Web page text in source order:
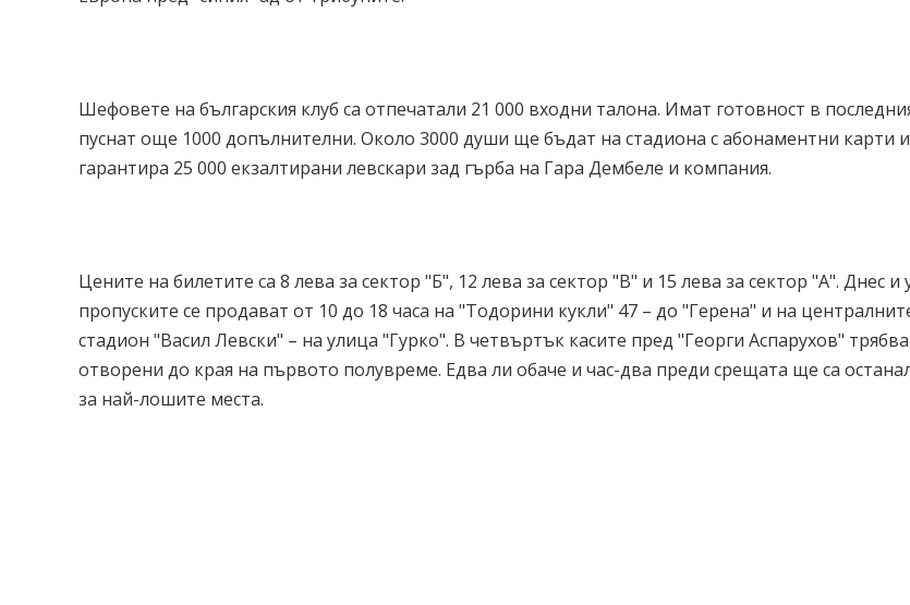
Шефовете на българския клуб са отпечатали 21 000 входни талона. Имат готовност в
пуснат още 1000 допълнителни. Около 3000 души ще бъдат на стадиона с абонаментни карти
гарантира 25 000 екзалтирани левскари зад гърба на Гара Дембеле и компания.
Цените на билетите са 8 лева за сектор "Б", 12 лева за сектор "В" и 15 лева за сектор "А". Днес и
пропуските се продават от 10 до 18 часа на "Тодорини кукли" 47 – до "Герена" и на
стадион "Васил Левски" – на улица "Гурко". В четвъртък касите пред "Георги Аспарухов"
отворени до края на първото полувреме. Едва ли обаче и час-два преди срещата ще са
за най-лошите места.